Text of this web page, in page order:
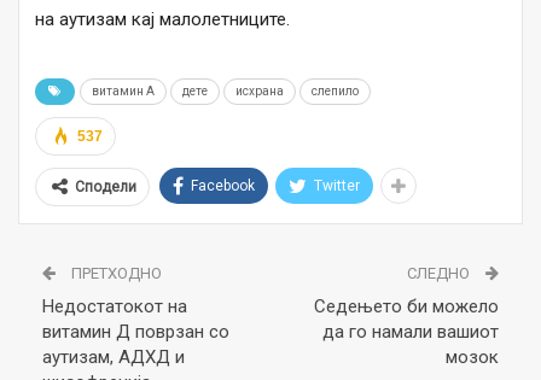
на аутизам кај малолетниците.
витамин А дете исхрана слепило
537
Сподели Facebook Twitter
ПРЕТХОДНО
Недостатокот на
витамин Д поврзан со
аутизам, АДХД и
СЛЕДНО
Седењето би можело
да го намали вашиот
мозок